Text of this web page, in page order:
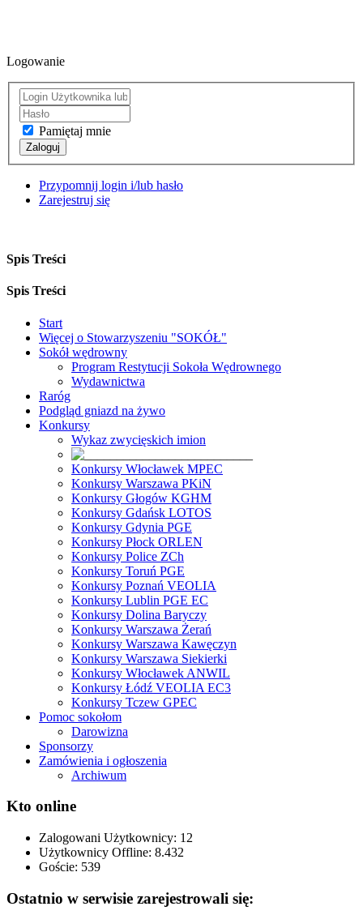
Logowanie
Pamiętaj mnie
Zaloguj
Przypomnij login i/lub hasło
Zarejestruj się
Spis Treści
Spis Treści
Start
Więcej o Stowarzyszeniu "SOKÓŁ"
Sokół wędrowny
Program Restytucji Sokoła Wędrownego
Wydawnictwa
Raróg
Podgląd gniazd na żywo
Konkursy
Wykaz zwycięskich imion
Konkursy Włocławek MPEC
Konkursy Warszawa PKiN
Konkursy Głogów KGHM
Konkursy Gdańsk LOTOS
Konkursy Gdynia PGE
Konkursy Płock ORLEN
Konkursy Police ZCh
Konkursy Toruń PGE
Konkursy Poznań VEOLIA
Konkursy Lublin PGE EC
Konkursy Dolina Baryczy
Konkursy Warszawa Żerań
Konkursy Warszawa Kawęczyn
Konkursy Warszawa Siekierki
Konkursy Włocławek ANWIL
Konkursy Łódź VEOLIA EC3
Konkursy Tczew GPEC
Pomoc sokołom
Darowizna
Sponsorzy
Zamówienia i ogłoszenia
Archiwum
Kto online
Zalogowani Użytkownicy: 12
Użytkownicy Offline: 8.432
Goście: 539
Ostatnio w serwisie zarejestrowali się: